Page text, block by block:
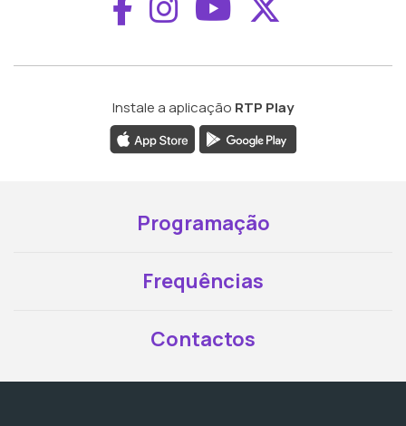
Instale a aplicação RTP Play
Programação
Frequências
Contactos